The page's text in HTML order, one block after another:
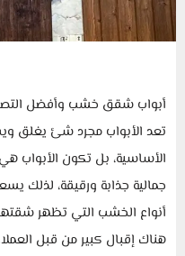
أبواب شقق خشب وأفضل
تعد الأبواب مجرد شئ يغلق
الأساسية، بل تكون الأبواب
جمالية جذابة ورقيقة، لذلك
أنواع الخشب التي تظهر
هناك إقبال كبير من قبل